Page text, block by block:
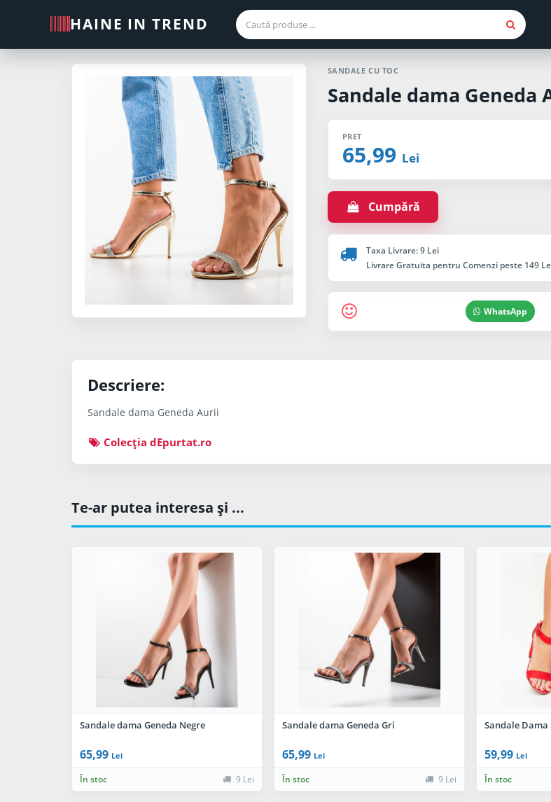
HAINE IN TREND
SANDALE CU TOC
Sandale dama Geneda
PRET
65,99 Lei
Cumpără
Taxa Livrare: 9 Lei
Livrare Gratuita pentru Comenzi peste 149
WhatsApp
Descriere:
Sandale dama Geneda Aurii
Colecţia dEpurtat.ro
Te-ar putea interesa şi ...
Sandale dama Geneda Negre
65,99 Lei
În stoc 9 Lei
Sandale dama Geneda Gri
65,99 Lei
În stoc 9 Lei
Sandale Dama
59,99 Lei
În stoc